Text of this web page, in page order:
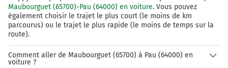
Continuer Place de la Libération sur 120 mètres
Tourner à droite sur Rue Bernadotte et continuer sur
250 mètres
44,8 km
Maubourguet (65700)-Pau (64000) en voiture. Vous pouvez
également choisir le trajet le plus court (le moins de km
parcourus) ou le trajet le plus rapide (le moins de temps sur la
route).
Comment aller de Maubourguet (65700) à Pau (64000) en
voiture ?